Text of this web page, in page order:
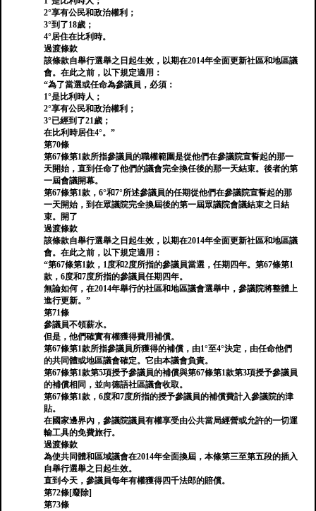
2°享有公民和政治權利；
3°到了18歲；
4°居住在比利時。
過渡條款
該條款自舉行選舉之日起生效，以期在2014年全面更新社區和地區議
會。在此之前，以下規定適用：
“為了當選或任命為參議員，必須：
1°是比利時人；
2°享有公民和政治權利；
3°已經到了21歲；
在比利時居住4°。”
第70條
第67條第1款所指參議員的職權範圍是從他們在參議院宣誓起的那一
天開始，直到任命了他們的議會完全換任後的那一天結束。後者的第
一屆會議開幕。
第67條第1款，6°和7°所述參議員的任期從他們在參議院宣誓起的那
一天開始，到在眾議院完全換屆後的第一屆眾議院會議結束之日結
束。開了
過渡條款
該條款自舉行選舉之日起生效，以期在2014年全面更新社區和地區議
會。在此之前，以下規定適用：
“第67條第1款，1度和2度所指的參議員當選，任期四年。第67條第1
款，6度和7度所指的參議員任期四年。
無論如何，在2014年舉行的社區和地區議會選舉中，參議院將整體上
進行更新。”
第71條
參議員不領薪水。
但是，他們確實有權獲得費用補償。
第67條第1款所指參議員所獲得的補償，由1°至4°決定，由任命他們
的共同體或地區議會確定。它由本議會負責。
第67條第1款第5項授予參議員的補償與第67條第1款第3項授予參議員
的補償相同，並向德語社區議會收取。
第67條第1款，6度和7度所指的授予參議員的補償費計入參議院的津
貼。
在國家邊界內，參議院議員有權享受由公共當局經營或允許的一切運
輸工具的免費旅行。
過渡條款
為使共同體和區域議會在2014年全面換屆，本條第三至第五段的插入
自舉行選舉之日起生效。
直到今天，參議員每年有權獲得四千法郎的賠償。
第72條[廢除]
第73條